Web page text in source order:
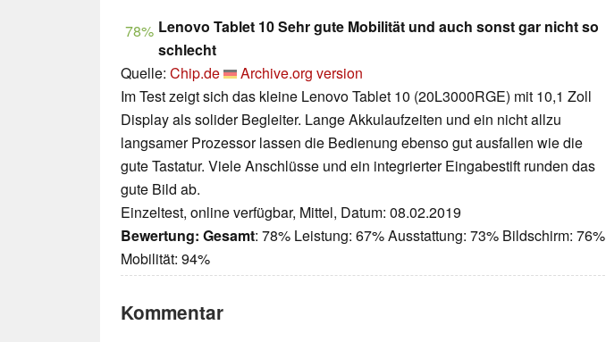
78% Lenovo Tablet 10 Sehr gute Mobilität und auch sonst gar nicht so
schlecht
Quelle: Chip.de
Archive.org version
Im Test zeigt sich das kleine Lenovo Tablet 10 (20L3000RGE) mit 10,1 Zoll
Display als solider Begleiter. Lange Akkulaufzeiten und ein nicht allzu
langsamer Prozessor lassen die Bedienung ebenso gut ausfallen wie die
gute Tastatur. Viele Anschlüsse und ein integrierter Eingabestift runden das
gute Bild ab.
Einzeltest, online verfügbar, Mittel, Datum: 08.02.2019
Bewertung: Gesamt: 78% Leistung: 67% Ausstattung: 73% Bildschirm: 76%
Mobilität: 94%
Kommentar